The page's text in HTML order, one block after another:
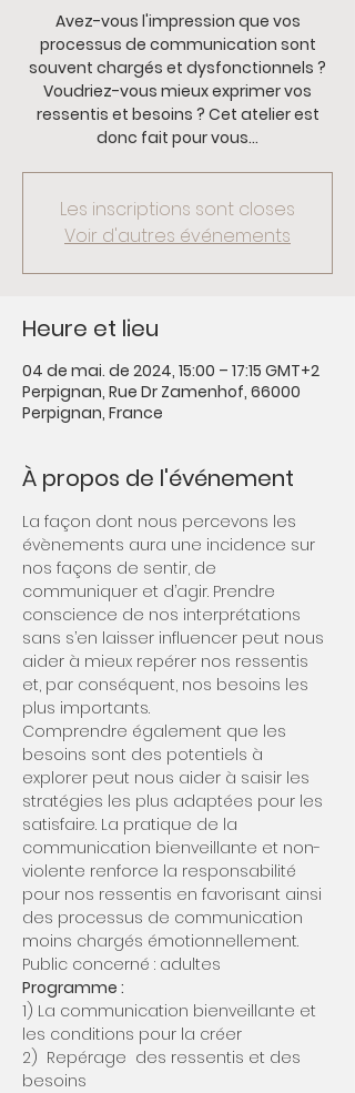
Avez-vous l'impression que vos
processus de communication sont
souvent chargés et dysfonctionnels ?
Voudriez-vous mieux exprimer vos
ressentis et besoins ? Cet atelier est
donc fait pour vous...
Les inscriptions sont closes
Voir d'autres événements
Heure et lieu
04 de mai. de 2024, 15:00 – 17:15 GMT+2
Perpignan, Rue Dr Zamenhof, 66000
Perpignan, France
À propos de l'événement
La façon dont nous percevons les
évènements aura une incidence sur
nos façons de sentir, de
communiquer et d’agir. Prendre
conscience de nos interprétations
sans s’en laisser influencer peut nous
aider à mieux repérer nos ressentis
et, par conséquent, nos besoins les
plus importants.
Comprendre également que les
besoins sont des potentiels à
explorer peut nous aider à saisir les
stratégies les plus adaptées pour les
satisfaire. La pratique de la
communication bienveillante et non-
violente renforce la responsabilité
pour nos ressentis en favorisant ainsi
des processus de communication
moins chargés émotionnellement.
Public concerné : adultes
Programme :
1) La communication bienveillante et
les conditions pour la créer
2)  Repérage  des ressentis et des
besoins